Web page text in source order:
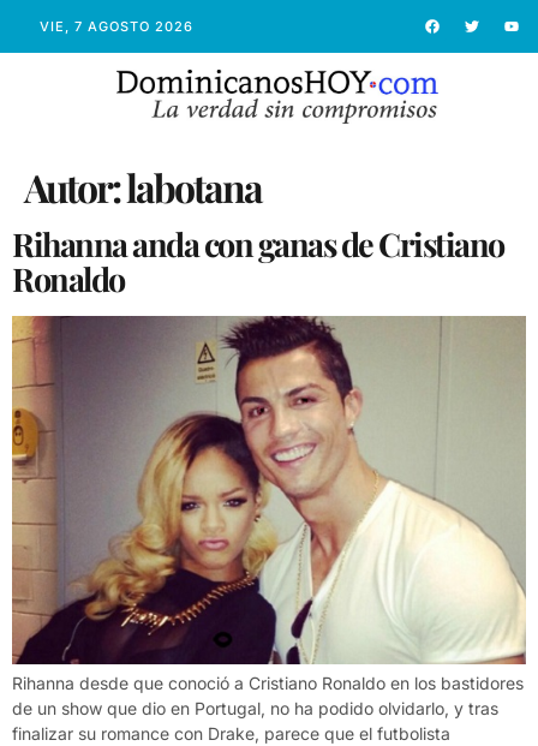
VIE, 7 AGOSTO 2026
Autor:labotana
Rihanna anda con ganas de Cristiano
Ronaldo
Rihanna desde que conoció a Cristiano Ronaldo en los bastidores
de un show que dio en Portugal, no ha podido olvidarlo, y tras
finalizar su romance con Drake, parece que el futbolista